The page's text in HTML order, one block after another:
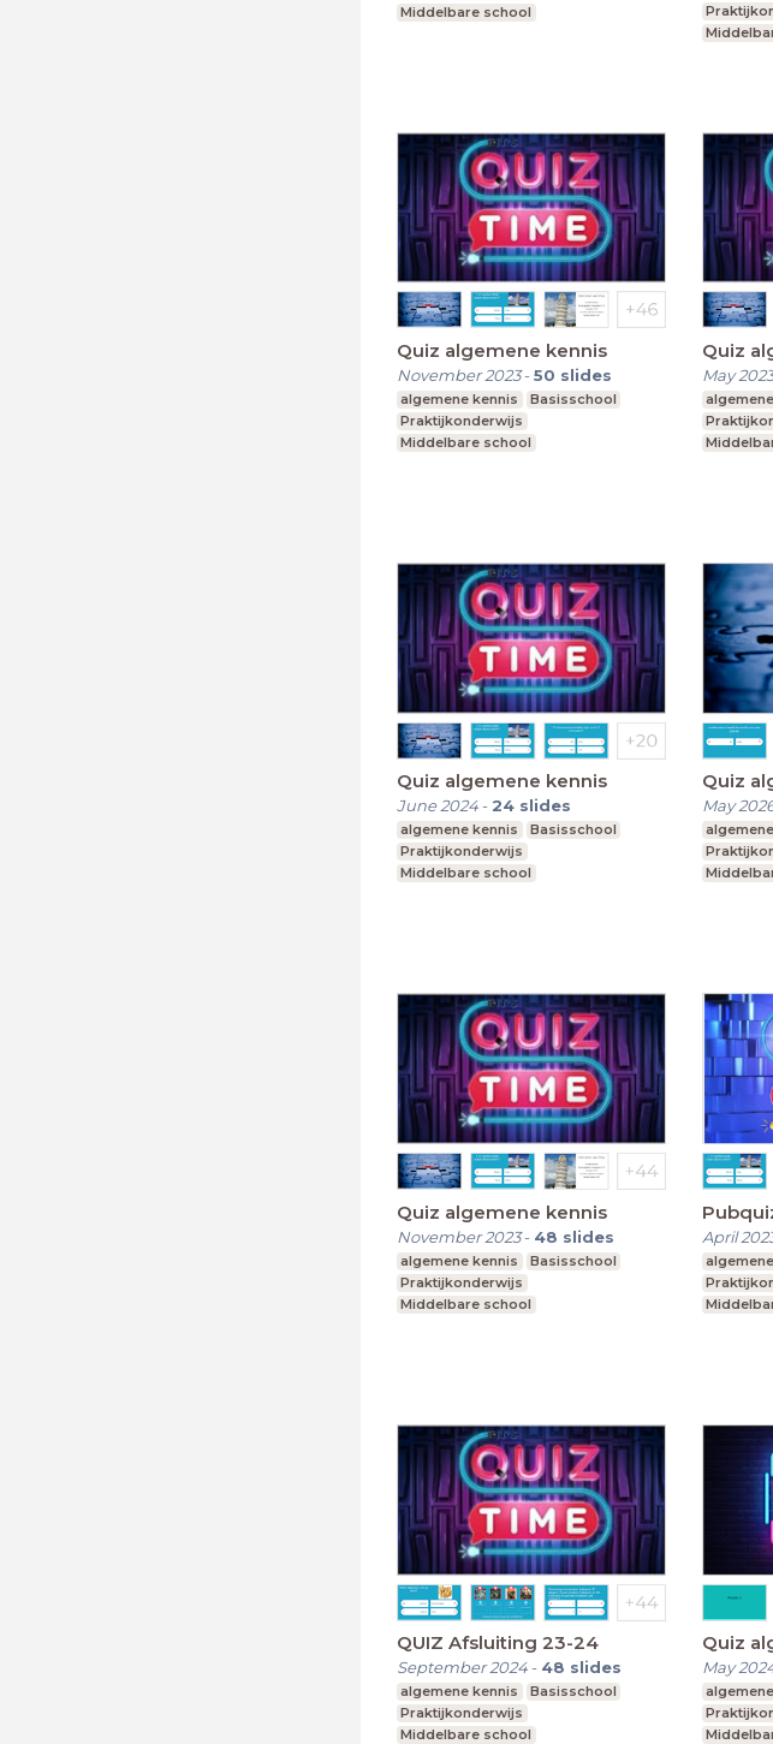
Middelbare school
Quiz algemene kennis
November 2023-50 slides
algemene kennis
Basisschool
Praktijkonderwijs
Middelbare school
Quiz
May 2023
Quiz algemene kennis
June 2024- 24 slides
algemene kennis
Basisschool
Praktijkonderwijs
Middelbare school
Quiz
May
Quiz algemene kennis
November 2023- 48 slides
algemene kennis
Basisschool
Praktijkonderwijs
Middelbare school
April
QUIZ Afsluiting 23-24
September 2024- 48 slides
algemene kennis
Basisschool
Praktijkonderwijs
Middelbare school
Quiz
May